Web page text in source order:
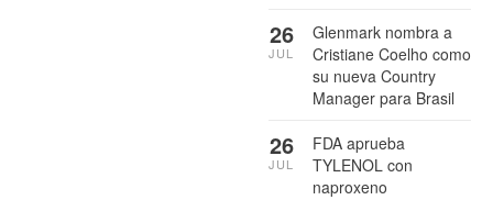
Glenmark nombra a
Cristiane Coelho como
su nueva Country
Manager para Brasil
26
JUL
FDA aprueba
TYLENOL con
naproxeno
26
JUL